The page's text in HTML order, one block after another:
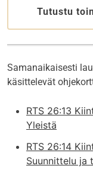
Tutustu
Samanaikaisesti
käsittelevät
RTS 26:13
Yleistä
RTS 26:14
Suunnittelu ja